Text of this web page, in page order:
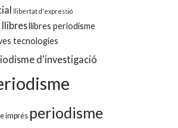
llibertat d'expressió
llibresllibres periodisme
tecnologies
d'investigació
imprés periodisme